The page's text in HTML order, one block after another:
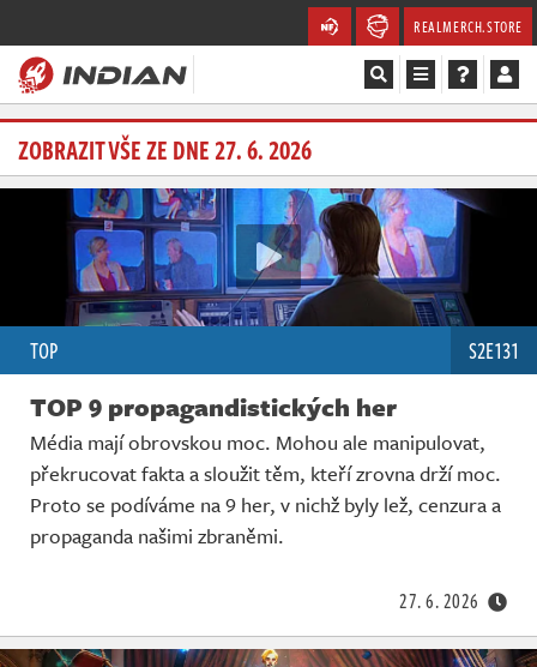
REALMERCH.STORE
Magazín
Recenze
Databáze
Komunita
Redakce
Živě
ZOBRAZIT VŠE ZE DNE 27. 6. 2026
TOP S2E131
TOP 9 propagandistických her
Média mají obrovskou moc. Mohou ale manipulovat,
překrucovat fakta a sloužit těm, kteří zrovna drží moc.
Proto se podíváme na 9 her, v nichž byly lež, cenzura a
propaganda našimi zbraněmi.
27. 6. 2026